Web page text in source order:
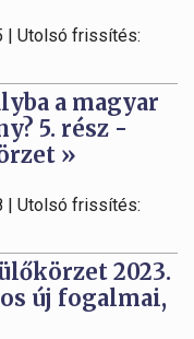
| Utolsó frissítés:
a magyar
5. rész -
»
| Utolsó frissítés:
2023.
új fogalmai,